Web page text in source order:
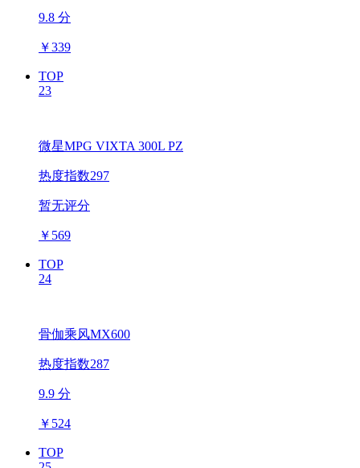
9.8 分
￥339
TOP
23
微星MPG VIXTA 300L PZ
热度指数297
暂无评分
￥ 569
TOP
24
骨伽乘风MX600
热度指数287
9.9 分
￥ 524
TOP